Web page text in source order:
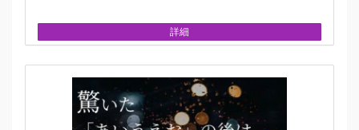
詳細